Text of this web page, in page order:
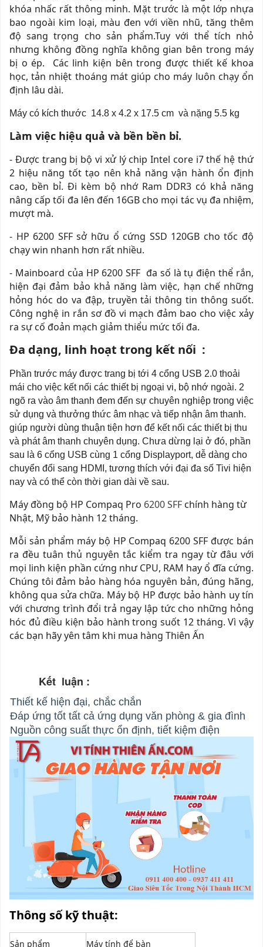
khóa nhấc rất thông minh. Mặt trước là một lớp nhựa
bao ngoài kim loại, màu đen với viền nhũ, tăng thêm
độ sang trọng cho sản phẩm.Tuy với thể tích nhỏ
nhưng không đồng nghĩa không gian bên trong máy
bị o ép. Các linh kiện bên trong được thiết kế khoa
học, tản nhiệt thoáng mát giúp cho máy luôn chạy ổn
định lâu dài.
Máy có kích thước 14.8 x 4.2 x 17.5 cm và nặng 5.5 kg
Làm việc hiệu quả và bền bền bỉ.
- Được trang bị bộ vi xử lý chip Intel core i7 thế hệ thứ
2 hiệu năng tốt tạo nên khả năng vận hành ổn định
cao, bền bỉ. Đi kèm bộ nhớ Ram DDR3 có khả năng
nâng cấp tối đa lên đến 16GB cho mọi tác vụ đa nhiệm,
mượt mà.
- HP 6200 SFF sở hữu ổ cứng SSD 120GB cho tốc độ
chạy win nhanh hơn rất nhiều.
- Mainboard của HP 6200 SFF đa số là tụ điện thể rắn,
hiện đại đảm bảo khả năng làm việc, hạn chế những
hỏng hóc do va đập, truyền tải thông tin thông suốt.
Công nghệ in rắn sơ đồ vi mạch đảm bao cho việc xảy
ra sự cố đoản mạch giảm thiểu mức tối đa.
Đa dạng, linh hoạt trong kết nối :
Phần trước máy được trang bị tới 4 cổng USB 2.0 thoải
mái cho việc kết nối các thiết bị ngoại vi, bộ nhớ ngoài. 2
ngõ ra vào âm thanh đem đến sự chuyên nghiệp trong việc
sử dụng và thưởng thức âm nhạc và tiếp nhận âm thanh.
giúp người dùng thuận tiện hơn để kết nối các thiết bị thu
và phát âm thanh chuyên dụng. Chưa dừng lại ở đó, phần
sau là 6 cổng USB cùng 1 cổng Displayport, dễ dàng cho
chuyển đổi sang HDMI, tương thích với đại đa số Tivi hiện
nay và có thể còn thời gian dài về sau.
Máy đồng bộ HP Compaq Pro 6200 SFF chính hàng từ
Nhật, Mỹ bảo hành 12 tháng.
Mỗi sản phẩm máy bộ HP Compaq 6200 SFF được bán
ra đều tuân thủ nguyên tắc kiểm tra ngay từ đâu với
mọi linh kiện phần cứng như CPU, RAM hay ổ đĩa cứng.
Chúng tôi đảm bảo hàng hóa nguyên bản, đúng hãng,
không qua sửa chữa. Máy bộ HP được bảo hành uy tín
với chương trình đổi trả ngay lập tức cho những hỏng
hóc đủ điều kiện bảo hành trong suốt 12 tháng. Vì vậy
các bạn hãy yên tâm khi mua hàng Thiên Ấn
Kết luận :
Thiết kế hiện đại, chắc chắn
Đáp ứng tốt tất cả ứng dụng văn phòng & gia đình
Nguồn công suất thực ổn định, tiết kiệm điện
Thông số kỹ thuật:
Sản phẩm Máy tính để bàn